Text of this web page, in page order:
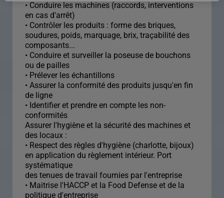
• Conduire les machines (raccords, interventions
en cas d'arrêt)
• Contrôler les produits : forme des briques,
soudures, poids, marquage, brix, traçabilité des
composants...
• Conduire et surveiller la poseuse de bouchons
ou de pailles
• Prélever les échantillons
• Assurer la conformité des produits jusqu'en fin
de ligne
• Identifier et prendre en compte les non-
conformités
Assurer l'hygiène et la sécurité des machines et
des locaux :
• Respect des règles d'hygiène (charlotte, bijoux)
en application du règlement intérieur. Port
systématique
des tenues de travail fournies par l'entreprise
• Maitrise l'HACCP et la Food Defense et de la
politique d'entreprise